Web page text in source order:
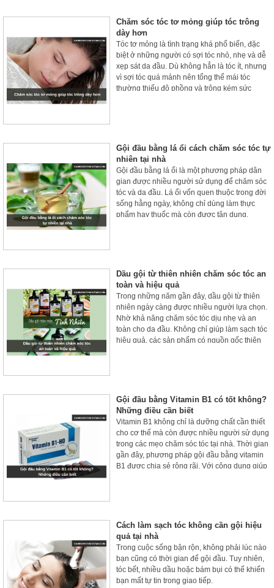
Chăm sóc tóc tơ mỏng giúp tóc trông
dày hơn
Tóc tơ mỏng là tình trạng khá phổ biến, đặc
biệt ở những người có sợi tóc nhỏ, nhẹ và dễ
xẹp sát da đầu. Dù không hẳn là tóc ít, nhưng
vì sợi tóc quá mảnh nên tổng thể mái tóc
thường thiếu độ phồng và trông kém sức
Gội đầu bằng lá ổi cách chăm sóc tóc tự
nhiên tại nhà
Gội đầu bằng lá ổi là một phương pháp dân
gian được nhiều người sử dụng để chăm sóc
tóc và da đầu. Lá ổi vốn quen thuộc trong đời
sống hằng ngày, không chỉ dùng làm thực
phẩm hay thuốc mà còn được tận dụng.
Dầu gội từ thiên nhiên chăm sóc tóc an
toàn và hiệu quả
Trong những năm gần đây, dầu gội từ thiên
nhiên ngày càng được nhiều người lựa chọn.
Nhờ khả năng chăm sóc tóc dịu nhẹ và an
toàn cho da đầu. Không chỉ giúp làm sạch tóc
hiệu quả, các sản phẩm có nguồn gốc thiên
Gội đầu bằng Vitamin B1 có tốt không?
Những điều cần biết
Vitamin B1 không chỉ là dưỡng chất cần thiết
cho cơ thể mà còn được nhiều người sử dụng
trong các mẹo chăm sóc tóc tại nhà. Thời gian
gần đây, phương pháp gội đầu bằng vitamin
B1 được chia sẻ rộng rãi. Với công dụng giúp
Cách làm sạch tóc không cần gội hiệu
quả tại nhà
Trong cuộc sống bận rộn, không phải lúc nào
bạn cũng có thời gian để gội đầu. Tuy nhiên,
tóc bết, nhiều dầu hoặc bám bụi có thể khiến
bạn mất tự tin trong giao tiếp.